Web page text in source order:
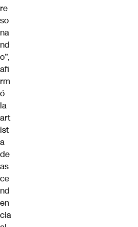
re
so
na
nd
o”,
afi
rm
ó
la
art
ist
a
de
as
ce
nd
en
cia